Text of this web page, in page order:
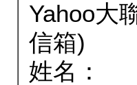
Yahoo大
信箱)
姓名：